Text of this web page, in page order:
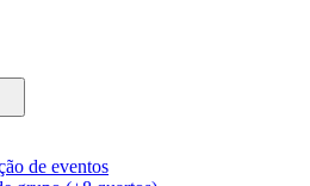
de eventos